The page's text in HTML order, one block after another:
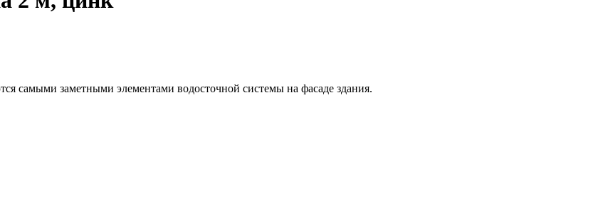
самыми заметными элементами водосточной системы на фасаде здания.